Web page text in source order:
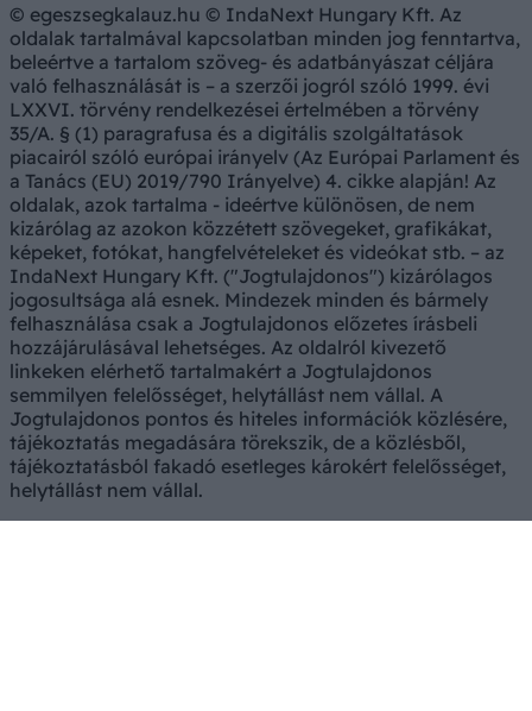
© egeszsegkalauz.hu © IndaNext Hungary Kft. Az
oldalak tartalmával kapcsolatban minden jog fenntartva,
beleértve a tartalom szöveg- és adatbányászat céljára
való felhasználását is – a szerzői jogról szóló 1999. évi
LXXVI. törvény rendelkezései értelmében a törvény
35/A. § (1) paragrafusa és a digitális szolgáltatások
piacairól szóló európai irányelv (Az Európai Parlament és
a Tanács (EU) 2019/790 Irányelve) 4. cikke alapján! Az
oldalak, azok tartalma - ideértve különösen, de nem
kizárólag az azokon közzétett szövegeket, grafikákat,
képeket, fotókat, hangfelvételeket és videókat stb. – az
IndaNext Hungary Kft. ("Jogtulajdonos") kizárólagos
jogosultsága alá esnek. Mindezek minden és bármely
felhasználása csak a Jogtulajdonos előzetes írásbeli
hozzájárulásával lehetséges. Az oldalról kivezető
linkeken elérhető tartalmakért a Jogtulajdonos
semmilyen felelősséget, helytállást nem vállal. A
Jogtulajdonos pontos és hiteles információk közlésére,
tájékoztatás megadására törekszik, de a közlésből,
tájékoztatásból fakadó esetleges károkért felelősséget,
helytállást nem vállal.